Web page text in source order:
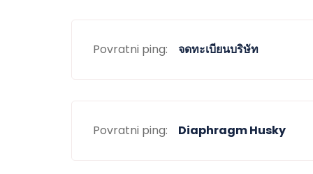
Povratni ping: จดทะเบียนบริษัท
Povratni ping: Diaphragm Husky